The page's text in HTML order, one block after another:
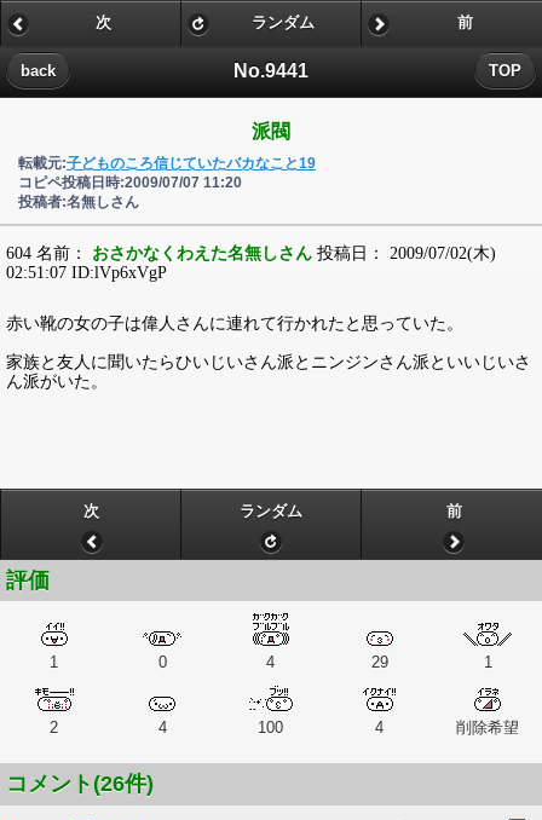
No.9441
back TOP
次 ランダム 前
派閥
転載元:子どものころ信じていたバカなこと19
コピペ投稿日時:2009/07/07 11:20
投稿者:名無しさん
604 名前： おさかなくわえた名無しさん 投稿日： 2009/07/02(木)
02:51:07 ID:lVp6xVgP
赤い靴の女の子は偉人さんに連れて行かれたと思っていた。
家族と友人に聞いたらひいじいさん派とニンジンさん派といいじいさ
ん派がいた。
次 ランダム 前
評価
1 0 4 29 1
2 4 100 4 削除希望
コメント(26件)